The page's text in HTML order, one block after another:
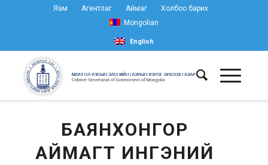
Яам Агентлаг Аймаг
Холбоо барих
Mongolian
English
БАЯНХОНГОР
АЙМАГТ ИНГЭНИЙ